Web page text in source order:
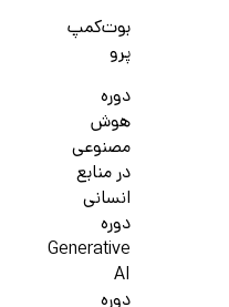
بوت‌کمپ
پرو
دوره
هوش
مصنوعی
در منابع
انسانی
دوره
Generative
AI